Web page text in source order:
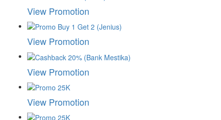
View Promotion
View Promotion
View Promotion
View Promotion